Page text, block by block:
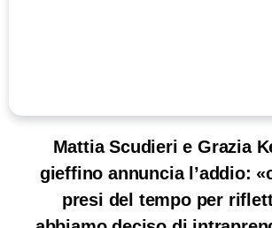
Mattia Scudieri e Grazia
gieffino annuncia l’addio:
presi del tempo per